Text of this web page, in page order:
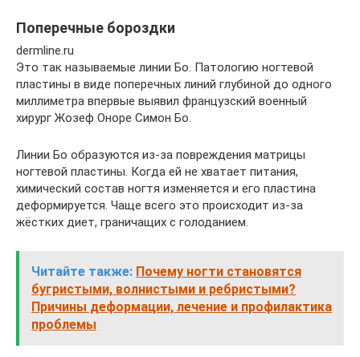
Поперечные бороздки
dermline.ru
Это так называемые линии Бо. Патологию ногтевой
пластины в виде поперечных линий глубиной до одного
миллиметра впервые выявил французский военный
хирург Жозеф Оноре Симон Бо.
Линии Бо образуются из-за повреждения матрицы
ногтевой пластины. Когда ей не хватает питания,
химический состав ногтя изменяется и его пластина
деформируется. Чаще всего это происходит из-за
жёстких диет, граничащих с голоданием.
Читайте также: Почему ногти становятся
бугристыми, волнистыми и ребристыми?
Причины деформации, лечение и профилактика
проблемы